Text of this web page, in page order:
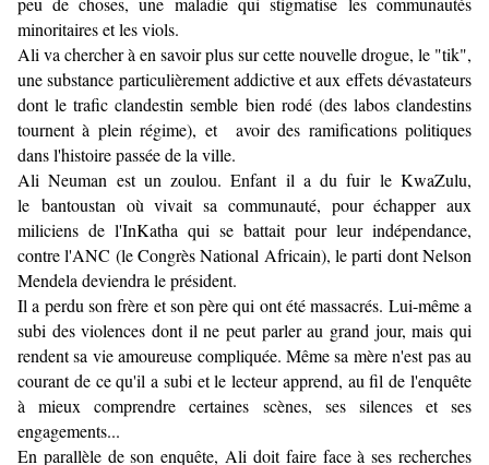
minoritaires et les viols.
Ali va chercher à en savoir plus sur cette nouvelle drogue, le "tik",
une substance particulièrement addictive et aux effets dévastateurs
dont le trafic clandestin semble bien rodé (des labos clandestins
tournent à plein régime), et avoir des ramifications politiques
dans l'histoire passée de la ville.
Ali Neuman est un zoulou. Enfant il a du fuir le KwaZulu,
le bantoustan où vivait sa communauté, pour échapper aux
miliciens de l'InKatha qui se battait pour leur indépendance,
contre l'ANC (le Congrès National Africain), le parti dont Nelson
Mendela deviendra le président.
Il a perdu son frère et son père qui ont été massacrés. Lui-même a
subi des violences dont il ne peut parler au grand jour, mais qui
rendent sa vie amoureuse compliquée. Même sa mère n'est pas au
courant de ce qu'il a subi et le lecteur apprend, au fil de l'enquête
à mieux comprendre certaines scènes, ses silences et ses
engagements...
En parallèle de son enquête, Ali doit faire face à ses recherches